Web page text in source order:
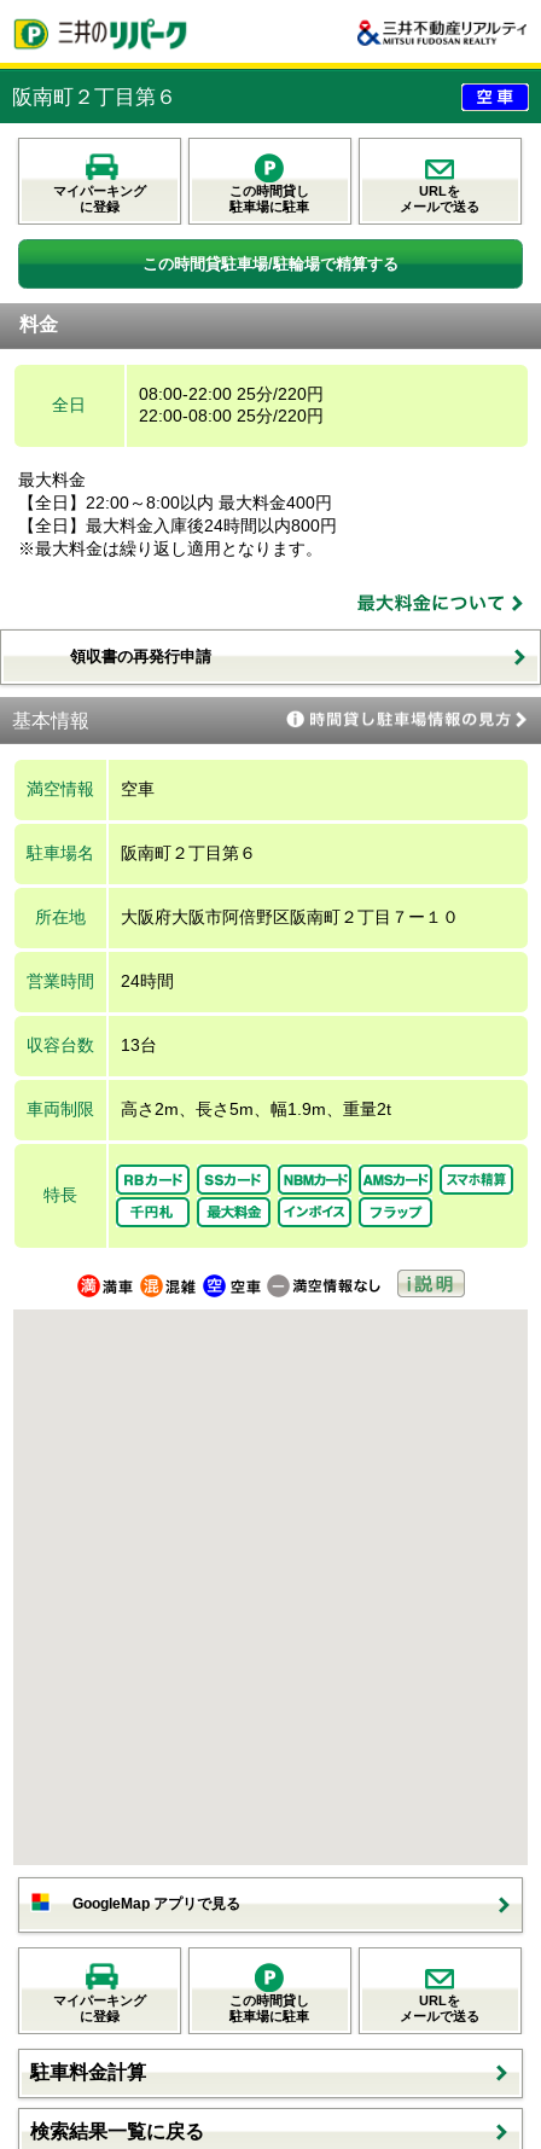
阪南町２丁目第６
マイパーキング
に登録
この時間貸し
駐車場に駐車
URLを
メールで送る
この時間貸駐車場/駐輪場で精算する
料金
全日
08:00-22:00 25分/220円
22:00-08:00 25分/220円
最大料金
【全日】22:00～8:00以内 最大料金400円
【全日】最大料金入庫後24時間以内800円
※最大料金は繰り返し適用となります。
領収書の再発行申請
基本情報
満空情報 空車
駐車場名 阪南町２丁目第６
所在地 大阪府大阪市阿倍野区阪南町２丁目７ー１０
営業時間 24時間
収容台数 13台
車両制限 高さ2m、長さ5m、幅1.9m、重量2t
特長
GoogleMap アプリで見る
マイパーキング
に登録
この時間貸し
駐車場に駐車
URLを
メールで送る
駐車料金計算
検索結果一覧に戻る